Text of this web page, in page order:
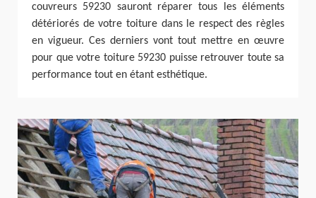
couvreurs 59230 sauront réparer tous les éléments
détériorés de votre toiture dans le respect des règles
en vigueur. Ces derniers vont tout mettre en œuvre
pour que votre toiture 59230 puisse retrouver toute sa
performance tout en étant esthétique.